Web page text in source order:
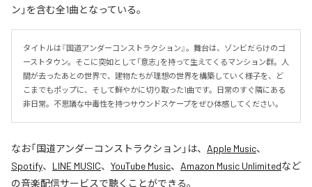
ン」を含む全1曲となっている。
タイトルは『国道アンダーコンストラクション』。舞台は、ゾンビだらけのゴ
ーストタウン。そこに突如として「意志」を持って生えてくるマンション群。人
間が去ったあとの世界で、建物たちが理想の世界を構築していく様子を、ど
こまでもポップに、そして鮮やかに切り取った1曲です。日常のすぐ隣にある
非日常。不思議な中毒性を持つサウンドスケープをぜひ体感してください。
なお「国道アンダーコンストラクション 」は、 Apple Music、
Spotify、 LINE MUSIC、 YouTube Music、 Amazon Music Unlimitedなど
の音楽配信サービスで聴くことができる。